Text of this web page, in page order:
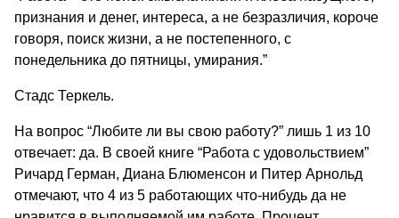
признания и денег, интереса, а не безразличия, короче
говоря, поиск жизни, а не постепенного, с
понедельника до пятницы, умирания.”
Стадс Теркель.
На вопрос “Любите ли вы свою работу?” лишь 1 из 10
отвечает: да. В своей книге “Работа с удовольствием”
Ричард Герман, Диана Блюменсон и Питер Арнольд
отмечают, что 4 из 5 работающих что-нибудь да не